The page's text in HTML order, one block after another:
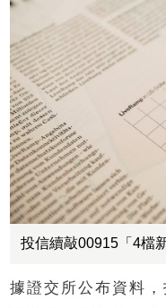
投信續敲00915「4檔
據證交所公布資料